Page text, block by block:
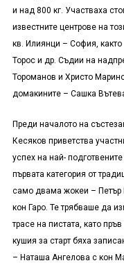
и над 800 кг. Участваха
известните центрове на
кв. Илиянци – София, както
Торос и др. Съдии на
Тороманов и Христо
домакините – Сашка
Преди началото на
Кесяков приветства
успех на най-
първата категория от
само двама жокеи – Петър
кон Гаро. Те трябваше да
трасе на пистата, като
кушия за старт бяха
– Наташа Ангелова с кон